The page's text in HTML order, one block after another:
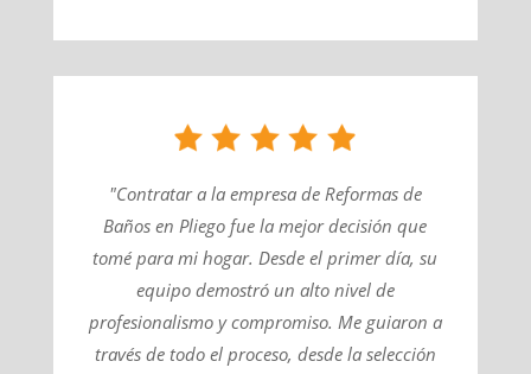
"Contratar a la empresa de Reformas de
Baños en Pliego fue la mejor decisión que
tomé para mi hogar. Desde el primer día, su
equipo demostró un alto nivel de
profesionalismo y compromiso. Me guiaron a
través de todo el proceso, desde la selección